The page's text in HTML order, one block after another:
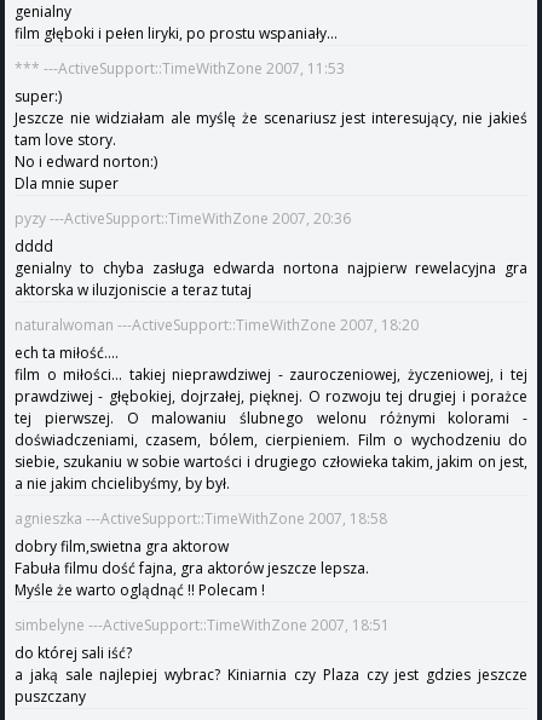
genialny
film głęboki i pełen liryki, po prostu wspaniały...
*** ---ActiveSupport::TimeWithZone 2007, 11:53
super:)
Jeszcze nie widziałam ale myślę że scenariusz jest interesujący, nie jakieś
tam love story.
No i edward norton:)
Dla mnie super
pyzy ---ActiveSupport::TimeWithZone 2007, 20:36
dddd
genialny to chyba zasługa edwarda nortona najpierw rewelacyjna gra
aktorska w iluzjoniscie a teraz tutaj
naturalwoman ---ActiveSupport::TimeWithZone 2007, 18:20
ech ta miłość....
film o miłości... takiej nieprawdziwej - zauroczeniowej, życzeniowej, i tej
prawdziwej - głębokiej, dojrzałej, pięknej. O rozwoju tej drugiej i porażce
tej pierwszej. O malowaniu ślubnego welonu różnymi kolorami -
doświadczeniami, czasem, bólem, cierpieniem. Film o wychodzeniu do
siebie, szukaniu w sobie wartości i drugiego człowieka takim, jakim on jest,
a nie jakim chcielibyśmy, by był.
agnieszka ---ActiveSupport::TimeWithZone 2007, 18:58
dobry film,swietna gra aktorow
Fabuła filmu dość fajna, gra aktorów jeszcze lepsza.
Myśle że warto oglądnąć !! Polecam !
simbelyne ---ActiveSupport::TimeWithZone 2007, 18:51
do której sali iść?
a jaką sale najlepiej wybrac? Kiniarnia czy Plaza czy jest gdzies jeszcze
puszczany